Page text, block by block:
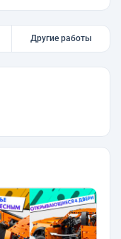
Другие работы